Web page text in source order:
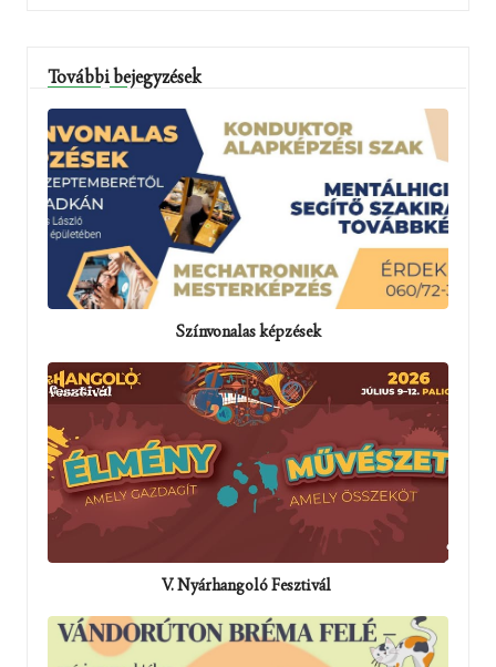
További bejegyzések
Színvonalas képzések
V. Nyárhangoló Fesztivál